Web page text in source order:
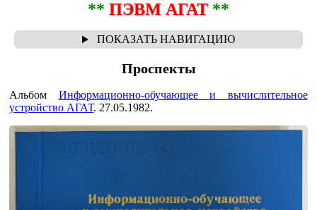
** ПЭВМ АГАТ**
Проспекты
Альбом Информационно-обучающее и вычислительное
устройство АГАТ. 27.05.1982.